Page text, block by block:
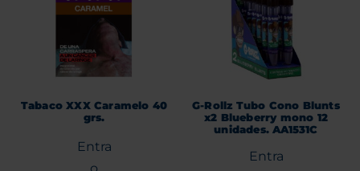
Tabaco XXX Caramelo 40
grs.
Entra
G-Rollz Tubo Cono Blunts
x2 Blueberry mono 12
unidades. AA1531C
Entra